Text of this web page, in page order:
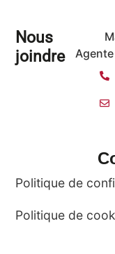
Nous
joindre
Politique de
Politique de